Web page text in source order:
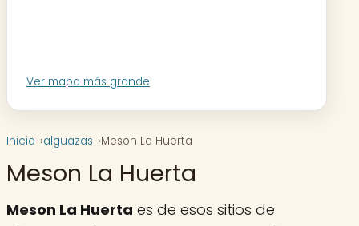
Ver mapa más grande
Inicio alguazas Meson La Huerta
Meson La Huerta
Meson La Huerta es de esos sitios de